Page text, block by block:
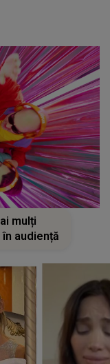
mulți
audiență
cancer
accident
Dacă